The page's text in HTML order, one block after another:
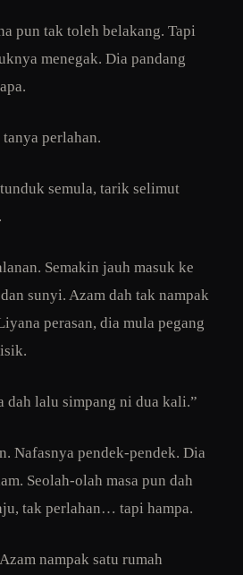
pun tak toleh belakang. Tapi
menegak. Dia pandang
tanya perlahan.
semula, tarik selimut
Semakin jauh masuk ke
sunyi. Azam dah tak nampak
perasan, dia mula pegang
lalu simpang ni dua kali.”
Nafasnya pendek-pendek. Dia
Seolah-olah masa pun dah
tak perlahan… tapi hampa.
nampak satu rumah